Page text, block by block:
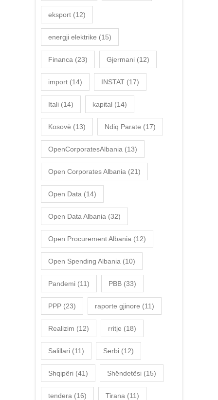
eksport (12)
energji elektrike (15)
Financa (23) Gjermani (12)
import (14) INSTAT (17)
Itali (14) kapital (14)
Kosovë (13) Ndiq Parate (17)
OpenCorporatesAlbania (13)
Open Corporates Albania (21)
Open Data (14)
Open Data Albania (32)
Open Procurement Albania (12)
Open Spending Albania (10)
Pandemi (11) PBB (33)
PPP (23) raporte gjinore (11)
Realizim (12) rritje (18)
Salillari (11) Serbi (12)
Shqipëri (41) Shëndetësi (15)
tendera (16) Tirana (11)